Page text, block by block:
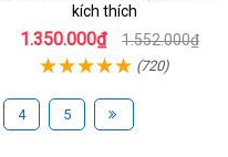
kích thích
1.350.000₫ 1.552.000₫
(720)
4 5